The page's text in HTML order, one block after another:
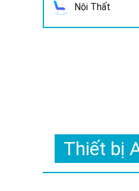
Nội Thất
Thiết bị